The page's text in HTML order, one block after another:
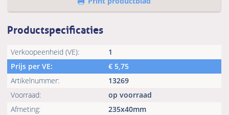
Productspecificaties
Verkoopeenheid (VE):
1
Prijs per VE:
€5,75
Artikelnummer:
13269
Voorraad:
op voorraad
Afmeting:
235x40mm